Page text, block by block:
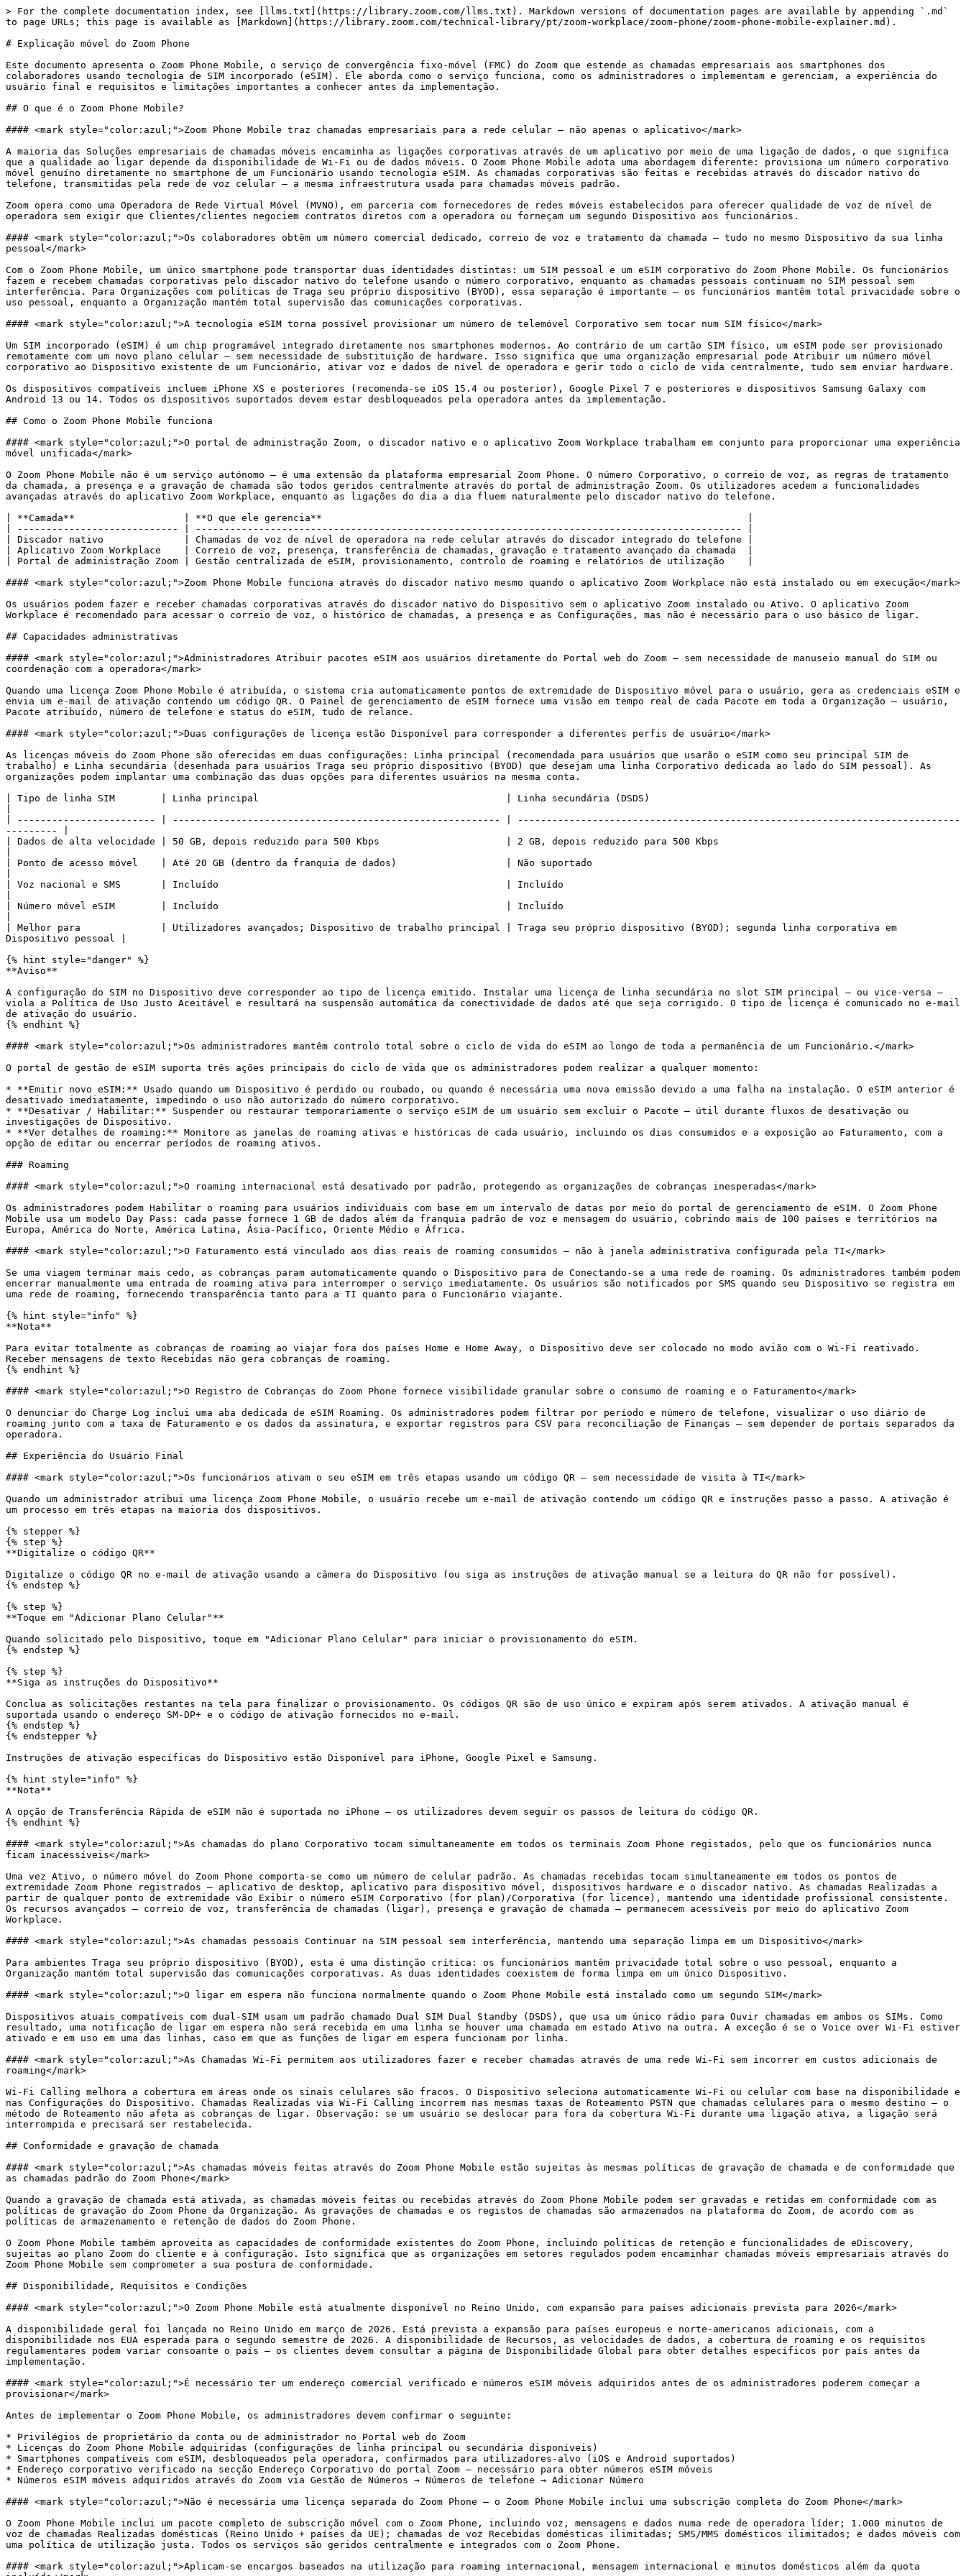
> For the complete documentation index, see [llms.txt](https://library.zoom.com/llms.txt). Markdown versions of documentation pages are available by appending `.md` to page URLs; this page is available as [Markdown](https://library.zoom.com/technical-library/pt/zoom-workplace/zoom-phone/zoom-phone-mobile-explainer.md).

# Explicação móvel do Zoom Phone

Este documento apresenta o Zoom Phone Mobile, o serviço de convergência fixo-móvel (FMC) do Zoom que estende as chamadas empresariais aos smartphones dos colaboradores usando tecnologia de SIM incorporado (eSIM). Ele aborda como o serviço funciona, como os administradores o implementam e gerenciam, a experiência do usuário final e requisitos e limitações importantes a conhecer antes da implementação.

## O que é o Zoom Phone Mobile?

#### <mark style="color:azul;">Zoom Phone Mobile traz chamadas empresariais para a rede celular — não apenas o aplicativo</mark>

A maioria das Soluções empresariais de chamadas móveis encaminha as ligações corporativas através de um aplicativo por meio de uma ligação de dados, o que significa que a qualidade ao ligar depende da disponibilidade de Wi‑Fi ou de dados móveis. O Zoom Phone Mobile adota uma abordagem diferente: provisiona um número corporativo móvel genuíno diretamente no smartphone de um Funcionário usando tecnologia eSIM. As chamadas corporativas são feitas e recebidas através do discador nativo do telefone, transmitidas pela rede de voz celular — a mesma infraestrutura usada para chamadas móveis padrão.

Zoom opera como uma Operadora de Rede Virtual Móvel (MVNO), em parceria com fornecedores de redes móveis estabelecidos para oferecer qualidade de voz de nível de operadora sem exigir que Clientes/clientes negociem contratos diretos com a operadora ou forneçam um segundo Dispositivo aos funcionários.

#### <mark style="color:azul;">Os colaboradores obtêm um número comercial dedicado, correio de voz e tratamento da chamada — tudo no mesmo Dispositivo da sua linha pessoal</mark>

Com o Zoom Phone Mobile, um único smartphone pode transportar duas identidades distintas: um SIM pessoal e um eSIM corporativo do Zoom Phone Mobile. Os funcionários fazem e recebem chamadas corporativas pelo discador nativo do telefone usando o número corporativo, enquanto as chamadas pessoais continuam no SIM pessoal sem interferência. Para Organizações com políticas de Traga seu próprio dispositivo (BYOD), essa separação é importante — os funcionários mantêm total privacidade sobre o uso pessoal, enquanto a Organização mantém total supervisão das comunicações corporativas.

#### <mark style="color:azul;">A tecnologia eSIM torna possível provisionar um número de telemóvel Corporativo sem tocar num SIM físico</mark>

Um SIM incorporado (eSIM) é um chip programável integrado diretamente nos smartphones modernos. Ao contrário de um cartão SIM físico, um eSIM pode ser provisionado remotamente com um novo plano celular — sem necessidade de substituição de hardware. Isso significa que uma organização empresarial pode Atribuir um número móvel corporativo ao Dispositivo existente de um Funcionário, ativar voz e dados de nível de operadora e gerir todo o ciclo de vida centralmente, tudo sem enviar hardware.

Os dispositivos compatíveis incluem iPhone XS e posteriores (recomenda-se iOS 15.4 ou posterior), Google Pixel 7 e posteriores e dispositivos Samsung Galaxy com Android 13 ou 14. Todos os dispositivos suportados devem estar desbloqueados pela operadora antes da implementação.

## Como o Zoom Phone Mobile funciona

#### <mark style="color:azul;">O portal de administração Zoom, o discador nativo e o aplicativo Zoom Workplace trabalham em conjunto para proporcionar uma experiência móvel unificada</mark>

O Zoom Phone Mobile não é um serviço autónomo — é uma extensão da plataforma empresarial Zoom Phone. O número Corporativo, o correio de voz, as regras de tratamento da chamada, a presença e a gravação de chamada são todos geridos centralmente através do portal de administração Zoom. Os utilizadores acedem a funcionalidades avançadas através do aplicativo Zoom Workplace, enquanto as ligações do dia a dia fluem naturalmente pelo discador nativo do telefone.

| **Camada**                   | **O que ele gerencia**                                                                          |
| ---------------------------- | ----------------------------------------------------------------------------------------------- |
| Discador nativo              | Chamadas de voz de nível de operadora na rede celular através do discador integrado do telefone |
| Aplicativo Zoom Workplace    | Correio de voz, presença, transferência de chamadas, gravação e tratamento avançado da chamada  |
| Portal de administração Zoom | Gestão centralizada de eSIM, provisionamento, controlo de roaming e relatórios de utilização    |

#### <mark style="color:azul;">Zoom Phone Mobile funciona através do discador nativo mesmo quando o aplicativo Zoom Workplace não está instalado ou em execução</mark>

Os usuários podem fazer e receber chamadas corporativas através do discador nativo do Dispositivo sem o aplicativo Zoom instalado ou Ativo. O aplicativo Zoom Workplace é recomendado para acessar o correio de voz, o histórico de chamadas, a presença e as Configurações, mas não é necessário para o uso básico de ligar.

## Capacidades administrativas

#### <mark style="color:azul;">Administradores Atribuir pacotes eSIM aos usuários diretamente do Portal web do Zoom — sem necessidade de manuseio manual do SIM ou coordenação com a operadora</mark>

Quando uma licença Zoom Phone Mobile é atribuída, o sistema cria automaticamente pontos de extremidade de Dispositivo móvel para o usuário, gera as credenciais eSIM e envia um e-mail de ativação contendo um código QR. O Painel de gerenciamento de eSIM fornece uma visão em tempo real de cada Pacote em toda a Organização — usuário, Pacote atribuído, número de telefone e status do eSIM, tudo de relance.

#### <mark style="color:azul;">Duas configurações de licença estão Disponível para corresponder a diferentes perfis de usuário</mark>

As licenças móveis do Zoom Phone são oferecidas em duas configurações: Linha principal (recomendada para usuários que usarão o eSIM como seu principal SIM de trabalho) e Linha secundária (desenhada para usuários Traga seu próprio dispositivo (BYOD) que desejam uma linha Corporativo dedicada ao lado do SIM pessoal). As organizações podem implantar uma combinação das duas opções para diferentes usuários na mesma conta.

| Tipo de linha SIM        | Linha principal                                           | Linha secundária (DSDS)                                                                |
| ------------------------ | --------------------------------------------------------- | -------------------------------------------------------------------------------------- |
| Dados de alta velocidade | 50 GB, depois reduzido para 500 Kbps                      | 2 GB, depois reduzido para 500 Kbps                                                    |
| Ponto de acesso móvel    | Até 20 GB (dentro da franquia de dados)                   | Não suportado                                                                          |
| Voz nacional e SMS       | Incluído                                                  | Incluído                                                                               |
| Número móvel eSIM        | Incluído                                                  | Incluído                                                                               |
| Melhor para              | Utilizadores avançados; Dispositivo de trabalho principal | Traga seu próprio dispositivo (BYOD); segunda linha corporativa em Dispositivo pessoal |

{% hint style="danger" %}
**Aviso**

A configuração do SIM no Dispositivo deve corresponder ao tipo de licença emitido. Instalar uma licença de linha secundária no slot SIM principal — ou vice-versa — viola a Política de Uso Justo Aceitável e resultará na suspensão automática da conectividade de dados até que seja corrigido. O tipo de licença é comunicado no e-mail de ativação do usuário.
{% endhint %}

#### <mark style="color:azul;">Os administradores mantêm controlo total sobre o ciclo de vida do eSIM ao longo de toda a permanência de um Funcionário.</mark>

O portal de gestão de eSIM suporta três ações principais do ciclo de vida que os administradores podem realizar a qualquer momento:

* **Emitir novo eSIM:** Usado quando um Dispositivo é perdido ou roubado, ou quando é necessária uma nova emissão devido a uma falha na instalação. O eSIM anterior é desativado imediatamente, impedindo o uso não autorizado do número corporativo.
* **Desativar / Habilitar:** Suspender ou restaurar temporariamente o serviço eSIM de um usuário sem excluir o Pacote — útil durante fluxos de desativação ou investigações de Dispositivo.
* **Ver detalhes de roaming:** Monitore as janelas de roaming ativas e históricas de cada usuário, incluindo os dias consumidos e a exposição ao Faturamento, com a opção de editar ou encerrar períodos de roaming ativos.

### Roaming

#### <mark style="color:azul;">O roaming internacional está desativado por padrão, protegendo as organizações de cobranças inesperadas</mark>

Os administradores podem Habilitar o roaming para usuários individuais com base em um intervalo de datas por meio do portal de gerenciamento de eSIM. O Zoom Phone Mobile usa um modelo Day Pass: cada passe fornece 1 GB de dados além da franquia padrão de voz e mensagem do usuário, cobrindo mais de 100 países e territórios na Europa, América do Norte, América Latina, Ásia-Pacífico, Oriente Médio e África.

#### <mark style="color:azul;">O Faturamento está vinculado aos dias reais de roaming consumidos — não à janela administrativa configurada pela TI</mark>

Se uma viagem terminar mais cedo, as cobranças param automaticamente quando o Dispositivo para de Conectando-se a uma rede de roaming. Os administrado